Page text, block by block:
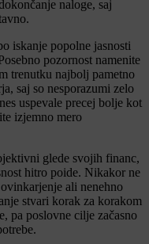
naloge, saj
iskanje popolne jasnosti
pozornost namenite
trenutku najbolj pametno
saj so nesporazumi zelo
uspevale precej bolje kot
izjemno mero
glede svojih financ,
hitro poide. Nikakor ne
ali nenehno
stvari korak za korakom
pa poslovne cilje začasno